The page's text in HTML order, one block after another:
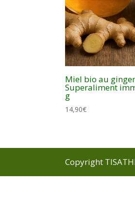
Miel bio au
Superaliment
g
14,90€
Copyright